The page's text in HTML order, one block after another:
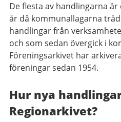
De flesta av handlingarna
år då kommunallagarna
handlingar från
och som sedan övergick i
Föreningsarkivet har
föreningar sedan 1954.
Hur nya
Regionarkivet?